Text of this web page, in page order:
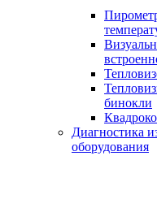
бинокли
Диагностика
оборудования